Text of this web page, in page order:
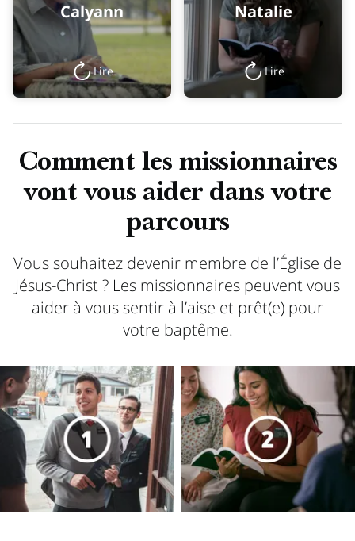
Calyann
Lire
Natalie
Lire
Comment les missionnaires
vont vous aider dans votre
parcours
Vous souhaitez devenir membre de l’Église de
Jésus-Christ ? Les missionnaires peuvent vous
aider à vous sentir à l’aise et prêt(e) pour
votre baptême.